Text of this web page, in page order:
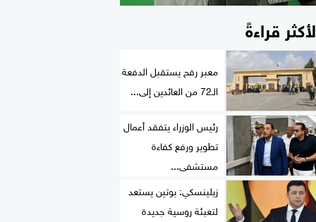
قراءةً
معبر رفح يستقبل الدفعة
الـ72 من العائدين إلى...
رئيس الوزراء يتفقد أعمال
تطوير ورفع كفاءة
مستشفى...
زيلينسكي: بوتين يستعد
لتعبئة روسية جديدة